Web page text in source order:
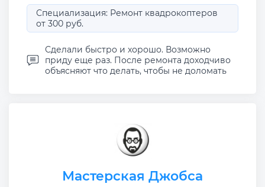
Специализация: Ремонт квадрокоптеров
от 300 руб.
Сделали быстро и хорошо. Возможно
приду еще раз. После ремонта доходчиво
объясняют что делать, чтобы не доломать
Мастерская Джобса